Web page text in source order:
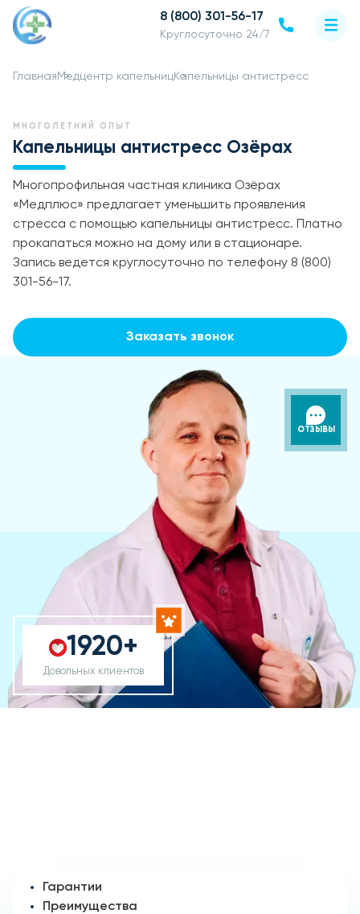
8 (800) 301-56-17
Круглосуточно 24/7
Главная Медцентр капельницКапельницы антистресс
МНОГОЛЕТНИЙ ОПЫТ
Капельницы антистресс Озёрах
Многопрофильная частная клиника Озёрах
«Медплюс» предлагает уменьшить проявления
стресса с помощью капельницы антистресс. Платно
прокапаться можно на дому или в стационаре.
Запись ведется круглосуточно по телефону 8 (800)
301-56-17.
Заказать звонок
1920+
Довольных клиентов
ОТЗЫВЫ
Гарантии
Преимущества